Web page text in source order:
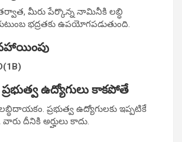
మీరు పేర్కొన్న నామినీకి లబ్ధి
భద్రతకు ఉపయోగపడుతుంది.
ప్రభుత్వ ఉద్యోగులు కాకపోతే
ప్రభుత్వ ఉద్యోగులకు ఇప్పటికే
దీనికి అర్హులు కాదు.